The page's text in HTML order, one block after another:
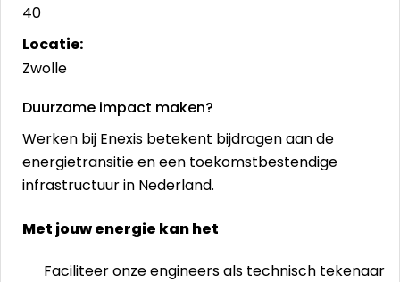
40
Locatie:
Zwolle
Duurzame impact maken?
Werken bij Enexis betekent bijdragen aan de
energietransitie en een toekomstbestendige
infrastructuur in Nederland.
Met jouw energie kan het
Faciliteer onze engineers als technisch tekenaar